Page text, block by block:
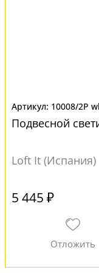
10008/2P
Подвесной
Loft It (Испания)
5 445 ₽